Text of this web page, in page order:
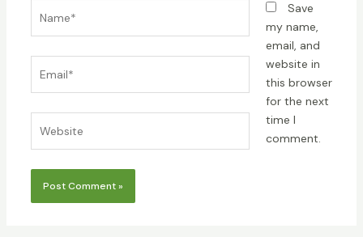
Save
my name,
email, and
website in
this browser
for the next
time I
comment.